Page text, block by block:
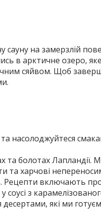
на замерзлій
в арктичне озеро,
сяйвом. Щоб
та насолоджуйтеся
та болотах
та харчові
включають
соусі з
які ми